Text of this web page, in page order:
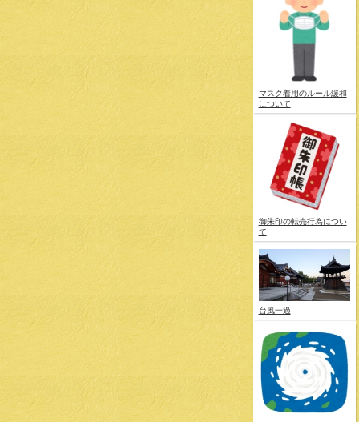
マスク着用のルール緩和
について
御朱印の転売行為につい
て
台風一過